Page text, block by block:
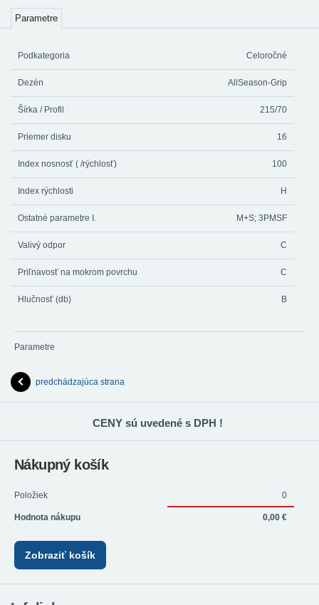
Parametre
Podkategoria Celoročné
Dezén AllSeason-Grip
Šírka / Profil 215/70
Priemer disku 16
Index nosnosť ( /rýchlosť) 100
Index rýchlosti H
Ostatné parametre I. M+S; 3PMSF
Valivý odpor C
Priľnavosť na mokrom povrchu C
Hlučnosť (db) B
Parametre
predchádzajúca strana
CENY sú uvedené s DPH !
Nákupný košík
Položiek 0
Hodnota nákupu 0,00 €
Zobraziť košík